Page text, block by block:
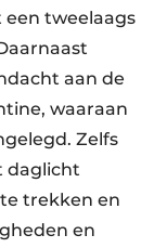
een tweelaags
aan de
waaraan
Zelfs
daglicht
trekken en
en